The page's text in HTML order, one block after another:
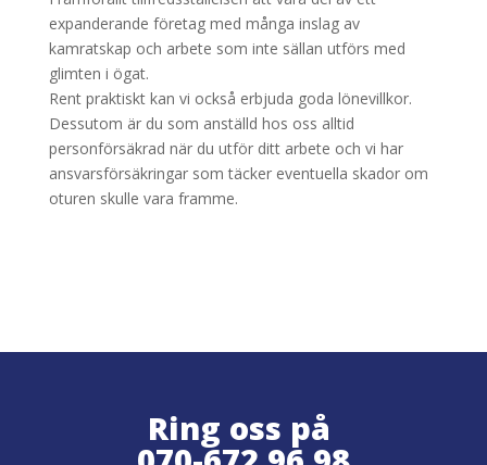
expanderande företag med många inslag av
kamratskap och arbete som inte sällan utförs med
glimten i ögat.
Rent praktiskt kan vi också erbjuda goda lönevillkor.
Dessutom är du som anställd hos oss alltid
personförsäkrad när du utför ditt arbete och vi har
ansvarsförsäkringar som täcker eventuella skador om
oturen skulle vara framme.
Ring oss på